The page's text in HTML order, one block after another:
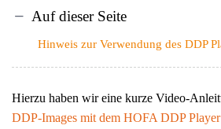
Auf dieser Seite
Hinweis zur Verwendung des DDP
Hierzu haben wir eine kurze Video-
DDP-Images mit dem HOFA DDP